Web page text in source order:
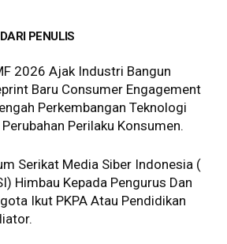
DARI PENULIS
2026 Ajak Industri Bangun
Baru Consumer Engagement
Perkembangan Teknologi
Perubahan Perilaku Konsumen.
Serikat Media Siber Indonesia (
Himbau Kepada Pengurus Dan
Ikut PKPA Atau Pendidikan